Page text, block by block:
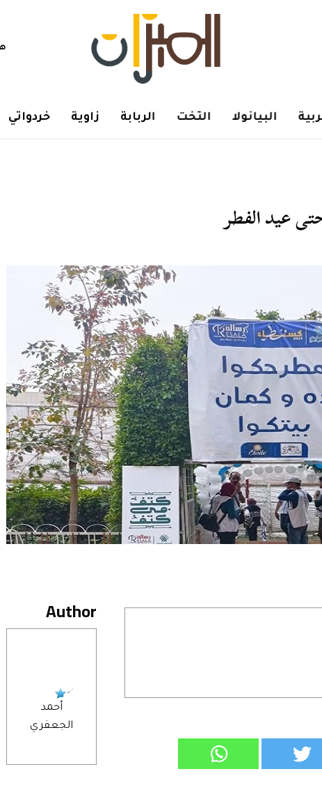
البيانولا التخت الربابة زاوية خردواتي
عيد الفطر
Author
أحمد
الجعفري